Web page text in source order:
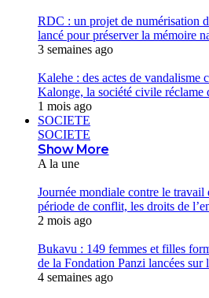
RDC : un projet de numérisation
lancé pour préserver la mémoire
3 semaines ago
Kalehe : des actes de vandalisme
Kalonge, la société civile réclame
1 mois ago
SOCIETE
SOCIETE
Show More
A la une
Journée mondiale contre le travail
période de conflit, les droits de
2 mois ago
Bukavu : 149 femmes et filles
de la Fondation Panzi lancées sur
4 semaines ago